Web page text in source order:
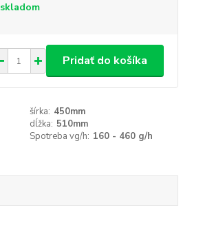
skladom
Pridať do košíka
šírka: 450mm
dĺžka: 510mm
Spotreba vg/h: 160 - 460 g/h